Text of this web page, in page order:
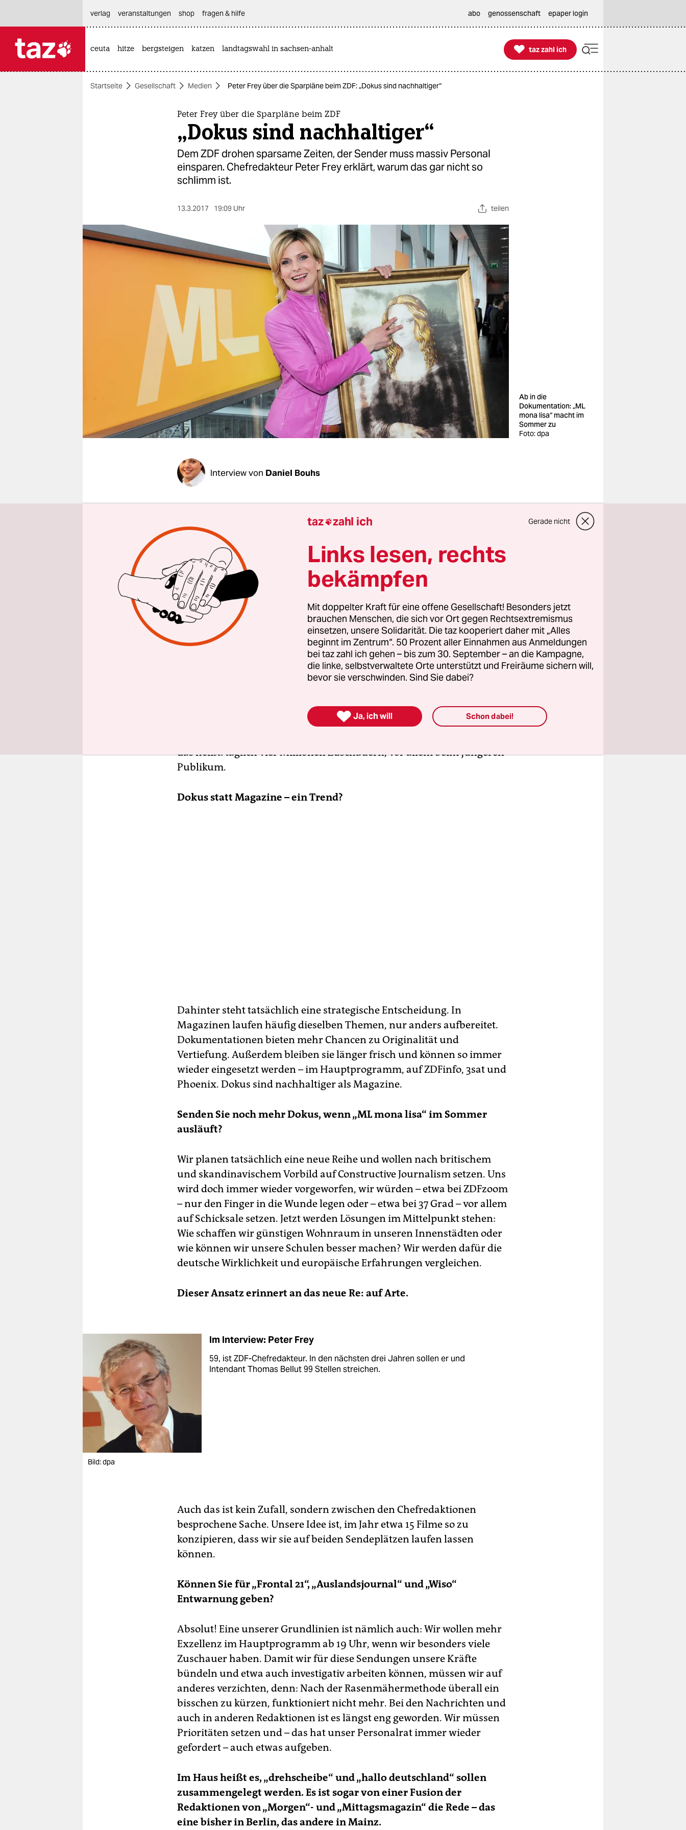
themen
berlin
veranstaltungen
unterstützen
genossenschaft
verlag
veranstaltungen shop fragen & hilfe abo genossenschaft epaper login
ceuta hitze bergsteigen katzen landtagswahl in sachsen-anhalt 
taz zahl ich
taz zahl ich
Startseite Gesellschaft Medien Peter Frey über die Sparpläne beim ZDF: „Dokus sind nachhaltiger“
Peter Frey über die Sparpläne beim ZDF
„Dokus sind nachhaltiger“
Dem ZDF drohen sparsame Zeiten, der Sender muss massiv Personal
einsparen. Chefredakteur Peter Frey erklärt, warum das gar nicht so
schlimm ist.
13.3.2017 19:09 Uhr teilen
Ab in die
Dokumentation: „ML
mona lisa“ macht im
Sommer zu
Foto: dpa
Interview von Daniel Bouhs
Weil die Kommission zur Ermittlung des Finanzbedarfs der
Rundfunkanstalten (KEF) festgestellt hat, dass einstige Verantwortliche
das ZDF stärker aufgebläht hatten als genehmigt, hat die KEF den
Sender zum Sparen verdonnert: ein Minus von 562
„Vollzeitäquivalenten“ in Redaktion, Produktion und Verwaltung.
taz: Herr Frey, erst haben Sie „ZDF Reporter“ gestrichen, dann „ZDF
Umwelt“ und nun „ML mona lisa“. Wie sehr sparen Sie auf Kosten
des Programms?
Wir trennen uns von Bekanntem und entwickeln etwas
Neues. Wer nach den Vorgaben der KEF so massiv Personal sparen
Nur so konnten auch ZDFzoom und ZDFzeit entstehen. Und auch nur
so konnten wir ZDFinfo als dokumentationsorientierten Digitalkanal
das heißt: täglich vier Millionen Zuschauern, vor allem beim jüngeren
Publikum.
Dokus statt Magazine – ein Trend?
Dahinter steht tatsächlich eine strategische Entscheidung. In
Magazinen laufen häufig dieselben Themen, nur anders aufbereitet.
Dokumentationen bieten mehr Chancen zu Originalität und
Vertiefung. Außerdem bleiben sie länger frisch und können so immer
wieder eingesetzt werden – im Hauptprogramm, auf ZDFinfo, 3sat und
Phoenix. Dokus sind nachhaltiger als Magazine.
Senden Sie noch mehr Dokus, wenn „ML mona lisa“ im Sommer
ausläuft?
Wir planen tatsächlich eine neue Reihe und wollen nach britischem
und skandinavischem Vorbild auf Constructive Journalism setzen. Uns
wird doch immer wieder vorgeworfen, wir würden – etwa bei ZDFzoom
– nur den Finger in die Wunde legen oder – etwa bei 37 Grad – vor allem
auf Schicksale setzen. Jetzt werden Lösungen im Mittelpunkt stehen:
Wie schaffen wir günstigen Wohnraum in unseren Innenstädten oder
wie können wir unsere Schulen besser machen? Wir werden dafür die
deutsche Wirklichkeit und europäische Erfahrungen vergleichen.
Dieser Ansatz erinnert an das neue Re: auf Arte.
Bild: dpa
Im Interview: Peter Frey
59, ist ZDF-Chefredakteur. In den nächsten drei Jahren sollen er und
Intendant Thomas Bellut 99 Stellen streichen.
Auch das ist kein Zufall, sondern zwischen den Chefredaktionen
besprochene Sache. Unsere Idee ist, im Jahr etwa 15 Filme so zu
konzipieren, dass wir sie auf beiden Sendeplätzen laufen lassen
können.
Können Sie für „Frontal 21“, „Auslandsjournal“ und „Wiso“
Entwarnung geben?
Absolut! Eine unserer Grundlinien ist nämlich auch: Wir wollen mehr
Exzellenz im Hauptprogramm ab 19 Uhr, wenn wir besonders viele
Zuschauer haben. Damit wir für diese Sendungen unsere Kräfte
bündeln und etwa auch investigativ arbeiten können, müssen wir auf
anderes verzichten, denn: Nach der Rasenmähermethode überall ein
bisschen zu kürzen, funktioniert nicht mehr. Bei den Nachrichten und
auch in anderen Redaktionen ist es längst eng geworden. Wir müssen
Prioritäten setzen und – das hat unser Personalrat immer wieder
gefordert – auch etwas aufgeben.
Im Haus heißt es, „drehscheibe“ und „hallo deutschland“ sollen
zusammengelegt werden. Es ist sogar von einer Fusion der
Redaktionen von „Morgen“- und „Mittagsmagazin“ die Rede – das
eine bisher in Berlin, das andere in Mainz.
taz zahl ich Gerade nicht
Links lesen, rechts
bekämpfen
Mit doppelter Kraft für eine offene Gesellschaft! Besonders jetzt
brauchen Menschen, die sich vor Ort gegen Rechtsextremismus
einsetzen, unsere Solidarität. Die taz kooperiert daher mit „Alles
beginnt im Zentrum“. 50 Prozent aller Einnahmen aus Anmeldungen
bei taz zahl ich gehen – bis zum 30. September – an die Kampagne,
die linke, selbstverwaltete Orte unterstützt und Freiräume sichern will,
bevor sie verschwinden. Sind Sie dabei?
 Ja, ich will Schon dabei!